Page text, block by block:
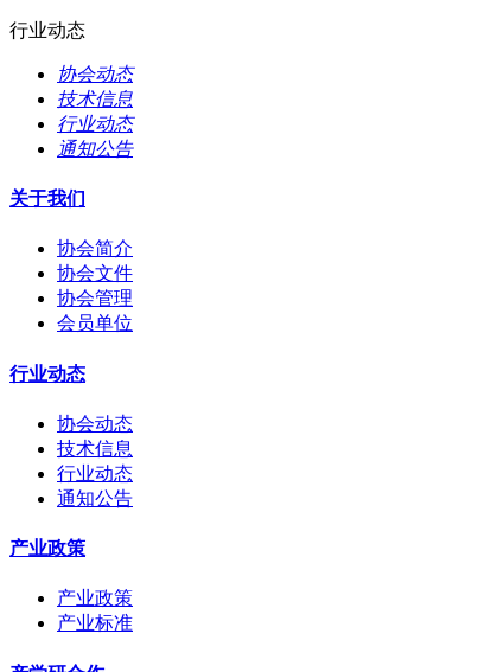
行业动态
协会动态
技术信息
行业动态
通知公告
关于我们
协会简介
协会文件
协会管理
会员单位
行业动态
协会动态
技术信息
行业动态
通知公告
产业政策
产业政策
产业标准